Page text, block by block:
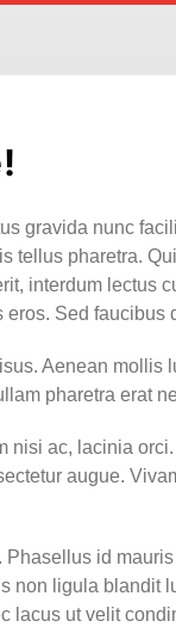
gravida nunc
pharetra.
interdum lectus
Sed faucibus
Aenean
pharetra erat
ac, lacinia
augue.
id
ligula
ut velit